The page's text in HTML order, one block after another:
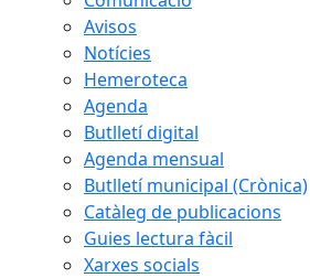
Avisos
Notícies
Hemeroteca
Agenda
Butlletí digital
Agenda mensual
Butlletí municipal (Crònica)
Catàleg de publicacions
Guies lectura fàcil
Xarxes socials